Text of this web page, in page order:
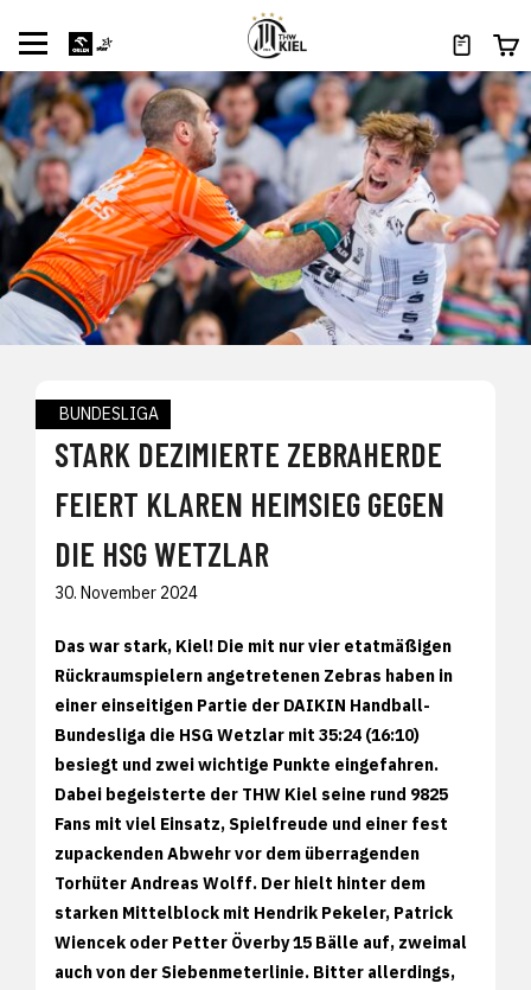
BUNDESLIGA
STARK DEZIMIERTE ZEBRAHERDE
FEIERT KLAREN HEIMSIEG GEGEN
DIE HSG WETZLAR
30. November 2024
Das war stark, Kiel! Die mit nur vier etatmäßigen
Rückraumspielern angetretenen Zebras haben in
einer einseitigen Partie der DAIKIN Handball-
Bundesliga die HSG Wetzlar mit 35:24 (16:10)
besiegt und zwei wichtige Punkte eingefahren.
Dabei begeisterte der THW Kiel seine rund 9825
Fans mit viel Einsatz, Spielfreude und einer fest
zupackenden Abwehr vor dem überragenden
Torhüter Andreas Wolff. Der hielt hinter dem
starken Mittelblock mit Hendrik Pekeler, Patrick
Wiencek oder Petter Överby 15 Bälle auf, zweimal
auch von der Siebenmeterlinie. Bitter allerdings,